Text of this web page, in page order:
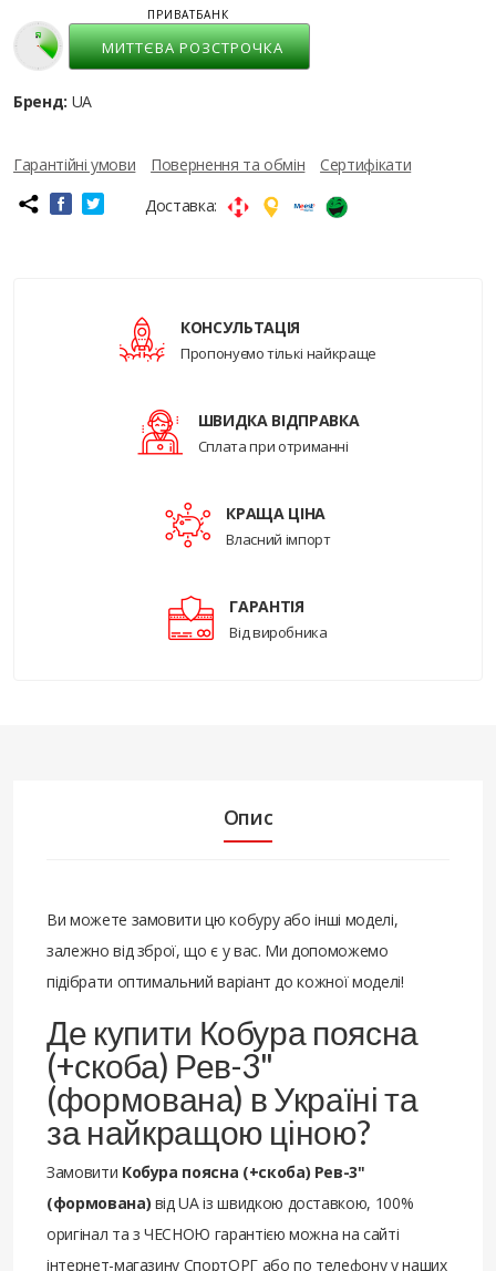
МИТТЄВА РОЗСТРОЧКА
ПРИВАТБАНК
Бренд: UA
Гарантійні умови Повернення та обмін
Сертифікати
Доставка:
КОНСУЛЬТАЦІЯ
Пропонуємо тількі найкраще
ШВИДКА ВІДПРАВКА
Сплата при отриманні
КРАЩА ЦІНА
Власний імпорт
ГАРАНТІЯ
Від виробника
Опис
Ви можете замовити цю кобуру або інші моделі,
залежно від зброї, що є у вас. Ми допоможемо
підібрати оптимальний варіант до кожної моделі!
Де купити Кобура поясна
(+скоба) Рев-3"
(формована) в Україні та
за найкращою ціною?
Замовити Кобура поясна (+скоба) Рев-3"
(формована) від UA із швидкою доставкою, 100%
оригінал та з ЧЕСНОЮ гарантією можна на сайті
інтернет-магазину СпортОРГ або по телефону у наших